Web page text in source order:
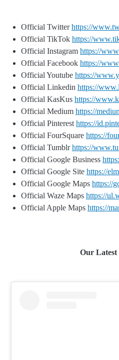
Official Twitterhttps://
Official TikTok https://
Official Instagram https://
Official Facebook https://
Official Youtube https://
Official Linkedin https://
Official KasKus https://
Official Medium https://
Official Pinterest https://
Official FourSquare https://
Official Tumblrhttps://
Official Google Business
Official Google Site https://
Official Google Maps https://
Official Waze Maps https://
Official Apple Maps https://
Our Latest